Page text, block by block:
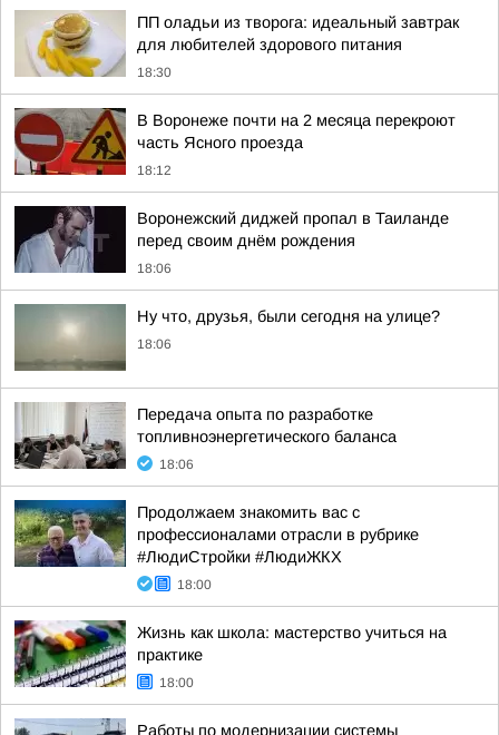
ПП оладьи из творога: идеальный завтрак
для любителей здорового питания
18:30
В Воронеже почти на 2 месяца перекроют
часть Ясного проезда
18:12
Воронежский диджей пропал в Таиланде
перед своим днём рождения
18:06
Ну что, друзья, были сегодня на улице?
18:06
Передача опыта по разработке
топливноэнергетического баланса
18:06
Продолжаем знакомить вас с
профессионалами отрасли в рубрике
#ЛюдиСтройки #ЛюдиЖКХ
18:00
Жизнь как школа: мастерство учиться на
практике
18:00
Работы по модернизации системы